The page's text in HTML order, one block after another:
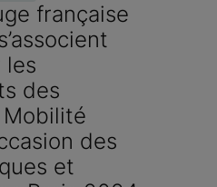
française
les
des
Mobilité
des
et